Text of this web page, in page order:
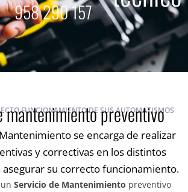
958 290 157
FUNCIONAMIENTO DE SUS AUTOMATISMOS
mantenimiento preventivo
se encarga de realizar
y correctivas en los distintos
asegurar su correcto funcionamiento.
unServicio de Mantenimiento preventivo